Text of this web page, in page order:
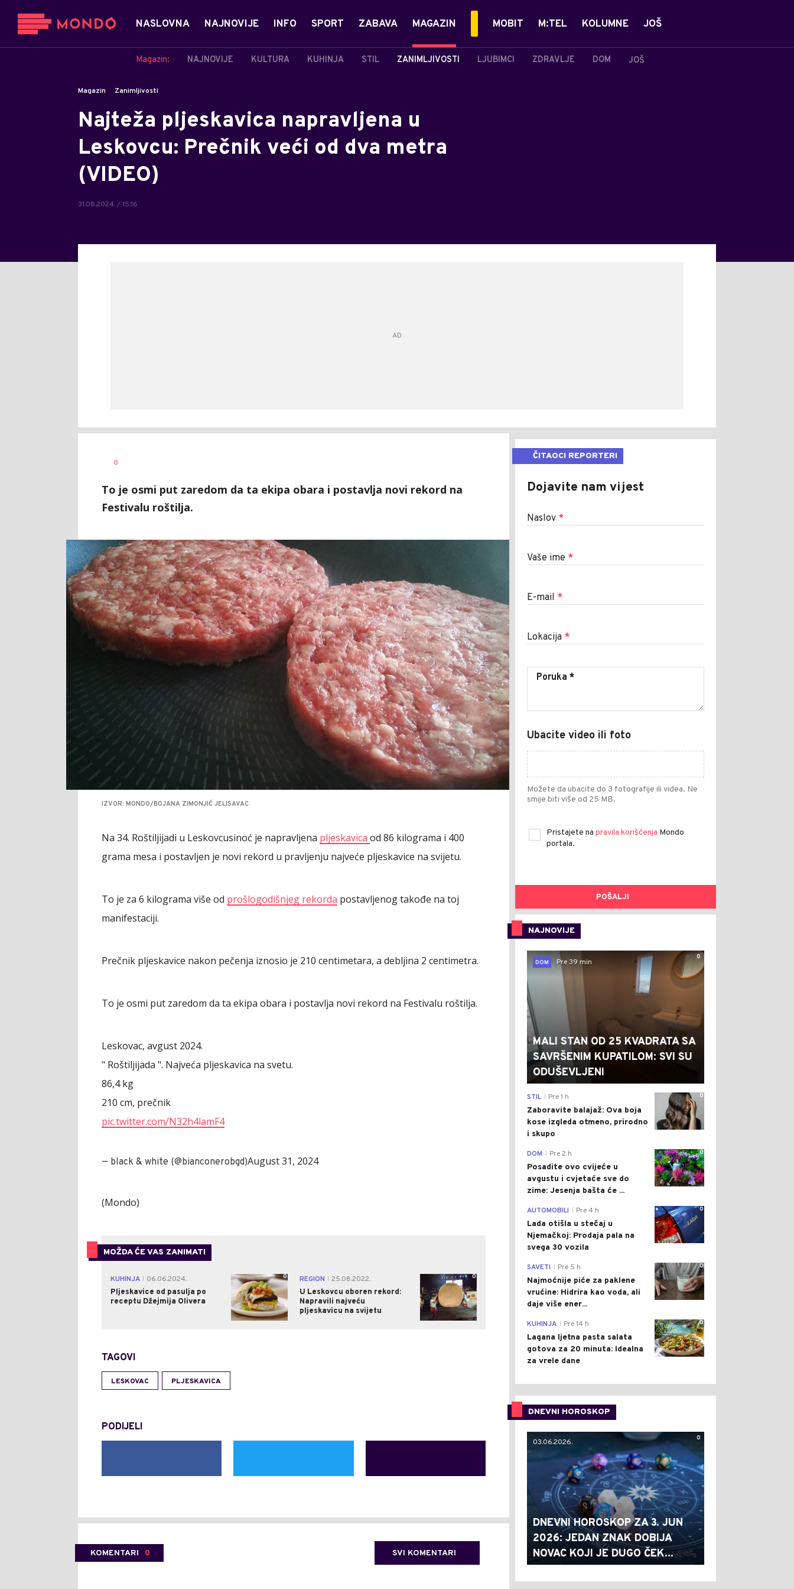
NASLOVNA NAJNOVIJE INFO SPORT ZABAVA MAGAZIN
Magazin: NAJNOVIJE KULTURA KUHINJA STIL ZANIMLJIVOSTI LJUBIMCI ZDRAVLJE DOM JOŠ
MOBIT M:TEL KOLUMNE JOŠ
Magazin Zanimljivosti
Najteža pljeskavica napravljena u
Leskovcu: Prečnik veći od dva metra
(VIDEO)
31.08.2024. / 15:16
0
To je osmi put zaredom da ta ekipa obara i postavlja novi rekord na
Festivalu roštilja.
IZVOR: MONDO/BOJANA ZIMONJIĆ JELISAVAC
Na 34. Roštiljijadi u Leskovcusinoć je napravljena pljeskavica od 86 kilograma i 400
grama mesa i postavljen je novi rekord u pravljenju najveće pljeskavice na svijetu.
To je za 6 kilograma više od prošlogodišnjeg rekorda postavljenog takođe na toj
manifestaciji.
Prečnik pljeskavice nakon pečenja iznosio je 210 centimetara, a debljina 2 centimetra.
To je osmi put zaredom da ta ekipa obara i postavlja novi rekord na Festivalu roštilja.
Leskovac, avgust 2024.
" Roštiljijada ". Najveća pljeskavica na svetu.
86,4 kg
210 cm, prečnik
pic.twitter.com/N32h4lamF4
— black & white (@bianconerobgd)August 31, 2024
(Mondo)
MOŽDA ĆE VAS ZANIMATI
KUHINJA
06.06.2024.
Pljeskavice od pasulja po
receptu Džejmija Olivera
0 REGION
25.08.2022.
U Leskovcu oboren rekord:
Napravili najveću
pljeskavicu na svijetu
0
TAGOVI
LESKOVAC PLJESKAVICA
PODIJELI
KOMENTARI 0 SVI KOMENTARI
ČITAOCI REPORTERI
Dojavite nam vijest
Naslov *
Vaše ime *
E-mail *
Lokacija *
Ubacite video ili foto
Možete da ubacite do 3 fotografije ili videa. Ne
smije biti više od 25 MB.
Pristajete na pravila korišćenja Mondo
portala.
POŠALJI
NAJNOVIJE
0
DOM
Pre 39 min
MALI STAN OD 25 KVADRATA SA
SAVRŠENIM KUPATILOM: SVI SU
ODUŠEVLJENI
0
STIL Pre 1 h
Zaboravite balajaž: Ova boja
kose izgleda otmeno, prirodno
i skupo
0
DOM Pre 2 h
Posadite ovo cvijeće u
avgustu i cvjetaće sve do
zime: Jesenja bašta će ...
0
AUTOMOBILI Pre 4 h
Lada otišla u stečaj u
Njemačkoj: Prodaja pala na
svega 30 vozila
0
SAVETI Pre 5 h
Najmoćnije piće za paklene
vrućine: Hidrira kao voda, ali
daje više ener...
0
KUHINJA Pre 14 h
Lagana ljetna pasta salata
gotova za 20 minuta: Idealna
za vrele dane
DNEVNI HOROSKOP
0
03.06.2026.
DNEVNI HOROSKOP ZA 3. JUN
2026: JEDAN ZNAK DOBIJA
NOVAC KOJI JE DUGO ČEK...